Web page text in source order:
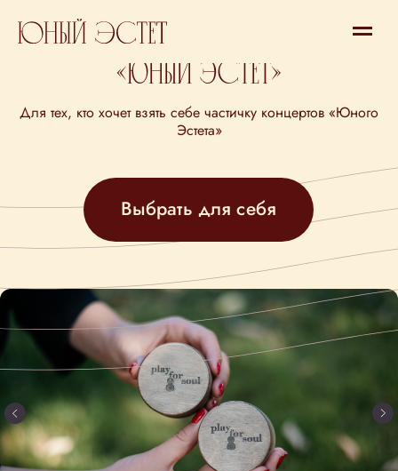
Магазин
«Юный Эстет»
Для тех, кто хочет взять себе частичку концертов «Юного
Эстета»